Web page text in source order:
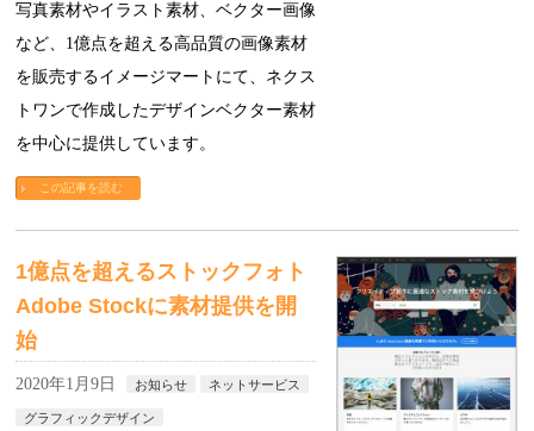
写真素材やイラスト素材、ベクター画像
など、1億点を超える高品質の画像素材
を販売するイメージマートにて、ネクス
トワンで作成したデザインベクター素材
を中心に提供しています。
この記事を読む
1億点を超えるストックフォト
Adobe Stockに素材提供を開
始
2020年1月9日 お知らせ ネットサービス
グラフィックデザイン